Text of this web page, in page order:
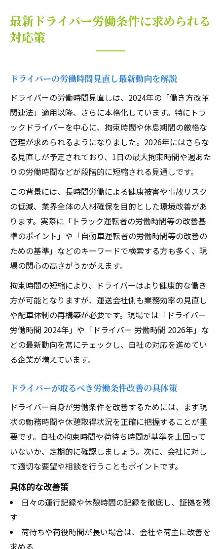
る影響
労働基準法改正後のドライバー対応事例を
2026年問題で注目集まるドライバーの変化
ドライバーに求められる新ルール適応力と
は
週44時間特例廃止でドライバーの現場はど
う変わる
ドライバーが知っておきたい2026年の変化
荷待ち時間短縮がドライバーの働き方に与
える影響
労働時間ルール改正が与える実務への影響
ドライバーの1日労働時間制限と現場対応策
改正基準で変わるドライバー業務の流れ
16時間ルールがドライバーに及ぼす影響
ドライバーの労働時間見直しに伴う給与変
化
実務で活かすドライバー労働条件改正の知
識
働き方見直しならドライバーの現場で何が変わ
ドライバー現場で進む働き方改革の実態
労働条件見直しがドライバーに与える好影
響
ドライバーの現場改善事例と転職先選びの
ポイント
働きやすい環境を求めるドライバーの選択
肢
ドライバーが知るべき現場変革の最新情報
ドライバー職選びは改善基準告示の確認が
最新ドライバー労働条件に求められる
対応策
ドライバーの労働時間見直し最新動向を解説
ドライバーの労働時間見直しは、2024年の「働き方改革
関連法」適用以降、さらに本格化しています。特にトラ
ックドライバーを中心に、拘束時間や休息期間の厳格な
管理が求められるようになりました。2026年にはさらな
る見直しが予定されており、1日の最大拘束時間や週あた
りの労働時間などが段階的に短縮される見通しです。
この背景には、長時間労働による健康被害や事故リスク
の低減、業界全体の人材確保を目的とした環境改善があ
ります。実際に「トラック運転者の労働時間等の改善基
準のポイント」や「自動車運転者の労働時間等の改善の
ための基準」などのキーワードで検索する方も多く、現
場の関心の高さがうかがえます。
拘束時間の短縮により、ドライバーはより健康的な働き
方が可能となりますが、運送会社側も業務効率の見直し
や配車体制の再構築が必要です。現場では「ドライバー
労働時間 2024年」や「ドライバー 労働時間 2026年」な
どの最新動向を常にチェックし、自社の対応を進めてい
る企業が増えています。
ドライバーが取るべき労働条件改善の具体策
ドライバー自身が労働条件を改善するためには、まず現
状の勤務時間や休憩取得状況を正確に把握することが重
要です。自社の拘束時間や荷待ち時間が基準を上回って
いないか、定期的に確認しましょう。次に、会社に対し
て適切な要望や相談を行うこともポイントです。
具体的な改善策
日々の運行記録や休憩時間の記録を徹底し、証拠を残
す
荷待ちや荷役時間が長い場合は、会社や荷主に改善を
求める